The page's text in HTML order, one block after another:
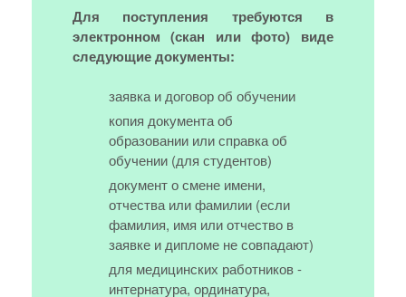
Для поступления требуются в
электронном (скан или фото) виде
следующие документы:
заявка и договор об обучении
копия документа об
образовании или справка об
обучении (для студентов)
документ о смене имени,
отчества или фамилии (если
фамилия, имя или отчество в
заявке и дипломе не совпадают)
для медицинских работников -
интернатура, ординатура,